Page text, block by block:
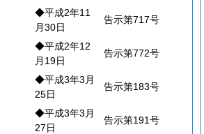
◆平成2年11
月30日
告示第717号
◆平成2年12
月19日
告示第772号
◆平成3年3月
25日
告示第183号
◆平成3年3月
27日
告示第191号